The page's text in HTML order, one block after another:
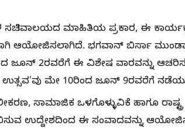
ಸಚಿವಾಲಯದ ಮಾಹಿತಿಯ ಪ್ರಕಾರ, ಈ
ಆಯೋಜಿಸಲಾಗಿದೆ. ಭಗವಾನ್ ಬಿರ್ಸಾ
ಜೂನ್ 2ರವರೆಗೆ ಈ ವಿಶೇಷ ವಾರವನ್ನು
ಮೇ 10ರಿಂದ ಜೂನ್ 9ರವರೆಗೆ
ಸಾಮಾಜಿಕ ಒಳಗೊಳ್ಳುವಿಕೆ ಹಾಗೂ ರಾಷ್ಟ್ರ
ಉದ್ದೇಶದಿಂದ ಈ ಸಂವಾದವನ್ನು